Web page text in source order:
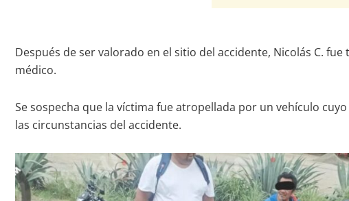
Después de ser valorado en el sitio del accidente, Nicolás C.
médico.
Se sospecha que la víctima fue atropellada por un vehículo
las circunstancias del accidente.